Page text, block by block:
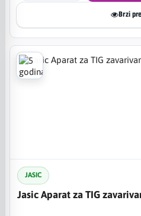
Brzi
JASIC
Jasic Aparat za TIG